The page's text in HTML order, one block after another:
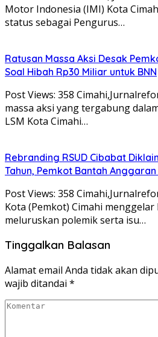
Motor Indonesia (IMI) Kota
status sebagai Pengurus…
Ratusan Massa Aksi Desak
Soal Hibah Rp30 Miliar untuk BNN
Post Views: 358
massa aksi yang tergabung
LSM Kota Cimahi…
Rebranding RSUD Cibabat
Tahun, Pemkot Bantah Anggaran
Post Views: 358
Kota (Pemkot) Cimahi
meluruskan polemik serta isu…
Tinggalkan Balasan
Alamat email Anda tidak akan
wajib ditandai *